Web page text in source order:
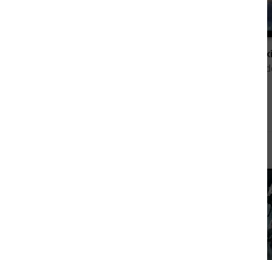
von Dirk van